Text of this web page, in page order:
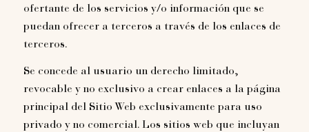
ofertante de los servicios y/o información que se
puedan ofrecer a terceros a través de los enlaces de
terceros.
Se concede al usuario un derecho limitado,
revocable y no exclusivo a crear enlaces a la página
principal del Sitio Web exclusivamente para uso
privado y no comercial. Los sitios web que incluyan